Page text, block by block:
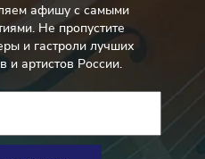
афишу с самыми
Не пропустите
и гастроли лучших
и артистов России.